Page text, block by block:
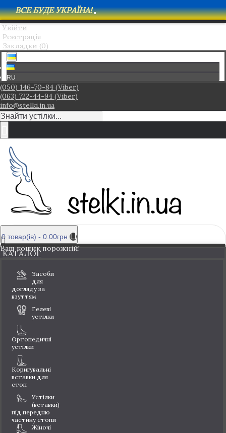
ВСЕ БУДЕ УКРАЇНА!
Увійти
Реєстрація
Закладки (0)
RU
(050) 146-70-84 (Viber)
(063) 722-44-94 (Viber)
info@stelki.in.ua
0 товар(ів) - 0.00грн
Ваш кошик порожній!
КАТАЛОГ
Засоби
для
догляду за
взуттям
Гелеві
устілки
Ортопедичні
устілки
Коригувальні
вставки для
стоп
Устілки
(вставки)
під передню
частину стопи
Жіночі